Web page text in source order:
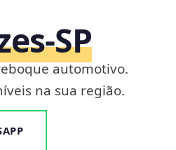
automotivo.
na sua região.